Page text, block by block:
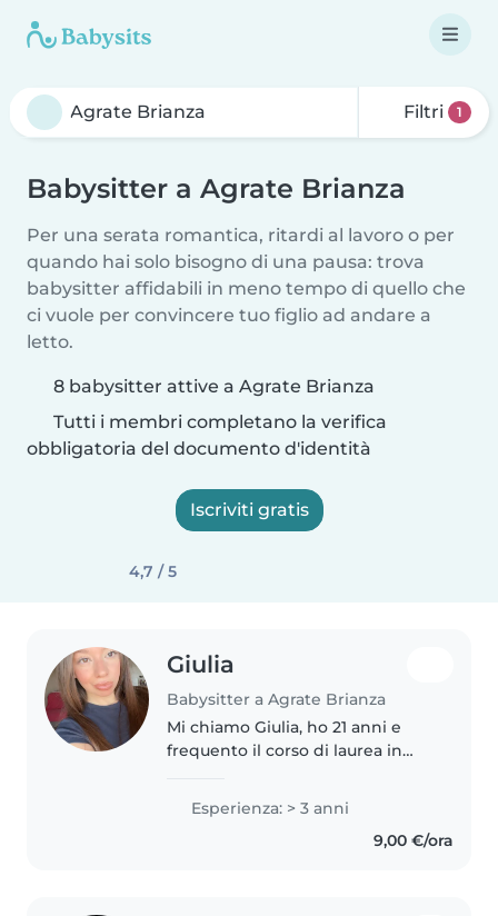
Filtri 1
Babysitter a Agrate Brianza
Per una serata romantica, ritardi al lavoro o per
quando hai solo bisogno di una pausa: trova
babysitter affidabili in meno tempo di quello che
ci vuole per convincere tuo figlio ad andare a
letto.
8 babysitter attive a Agrate Brianza
Tutti i membri completano la verifica
obbligatoria del documento d'identità
Iscriviti gratis
4,7 / 5
Giulia
Babysitter a Agrate Brianza
Mi chiamo Giulia, ho 21 anni e
frequento il corso di laurea in
Pubblicità presso l'Università
IULM di Milano. Mi è sempre
piaciuto stare a contatto con i
Esperienza: > 3 anni
9,00 €/ora